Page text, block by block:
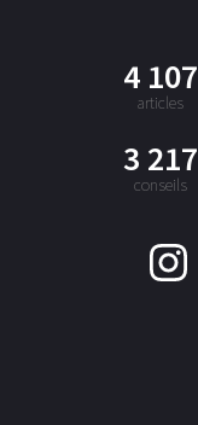
4 107
articles
3 217
conseils